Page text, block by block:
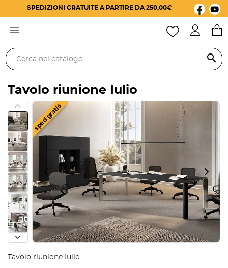
SPEDIZIONI GRATUITE A PARTIRE DA 250,00€

search
sped gratis
Tavolo riunione Iulio
Tavolo riunione Iulio